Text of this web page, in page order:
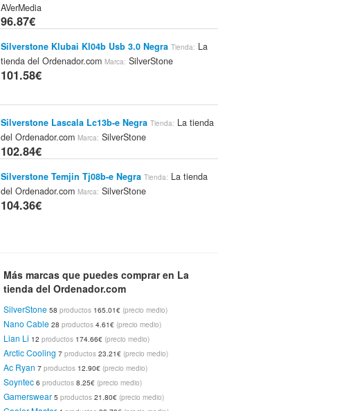
AVerMedia
96.87€
Silverstone Klubai Kl04b Usb 3.0 Negra Tienda: La
tienda del Ordenador.com Marca: SilverStone
101.58€
Silverstone Lascala Lc13b-e Negra Tienda: La tienda
del Ordenador.com Marca: SilverStone
102.84€
Silverstone Temjin Tj08b-e Negra Tienda: La tienda
del Ordenador.com Marca: SilverStone
104.36€
data
104.36€
Silverstone Grandia Gd04b Usb 3.0 Negra
tienda del Ordenador.com Marca: SilverStone
105.75€
Dj Tech Mesa Mezclas Dj For All Auriculares Usb
Tienda: La tienda del Ordenador.com
106.67€
Más marcas que puedes comprar en La
tienda del Ordenador.com
SilverStone 58productos 165.01€ (precio medio)
Nano Cable 28productos 4.61€ (precio medio)
Lian Li 12productos 174.66€ (precio medio)
Arctic Cooling 7productos 23.21€ (precio medio)
Ac Ryan 7productos 12.90€ (precio medio)
Soyntec 6productos 8.25€ (precio medio)
Gamerswear 5productos 21.80€ (precio medio)